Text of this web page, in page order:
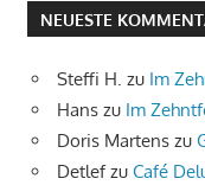
NEUESTE
Steffi H. zu Im
Hans zu Im
Doris Martens zu
Detlefzu Café